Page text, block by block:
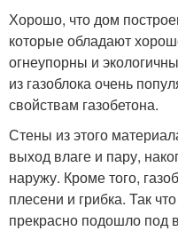
Хорошо, что дом
которые обладают
огнеупорны и
из газоблока очень
свойствам газобетона.
Стены из этого
выход влаге и пару,
наружу. Кроме того,
плесени и грибка. Так
прекрасно подошло под